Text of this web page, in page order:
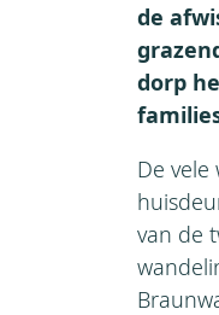
de
dorp
De
van de